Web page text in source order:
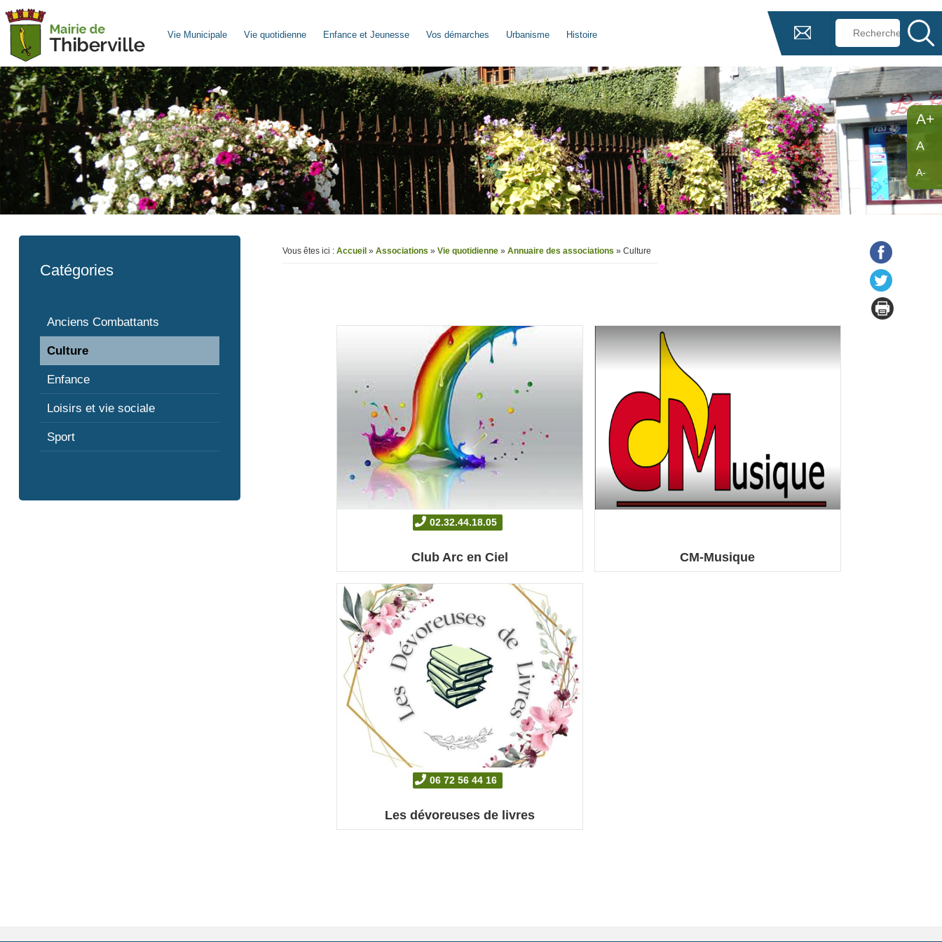
Vie Municipale Vie quotidienne Enfance et Jeunesse Vos démarches Urbanisme Histoire
A+
A
A-
Catégories
Anciens Combattants
Culture
Enfance
Loisirs et vie sociale
Sport
Vous êtes ici : Accueil» Associations » Vie quotidienne» Annuaire des associations » Culture
02.32.44.18.05
Club Arc en Ciel
Fort d'une dizaine d'adhérentes, le club ...
CM-Musique
06 72 56 44 16
Les dévoreuses de livres